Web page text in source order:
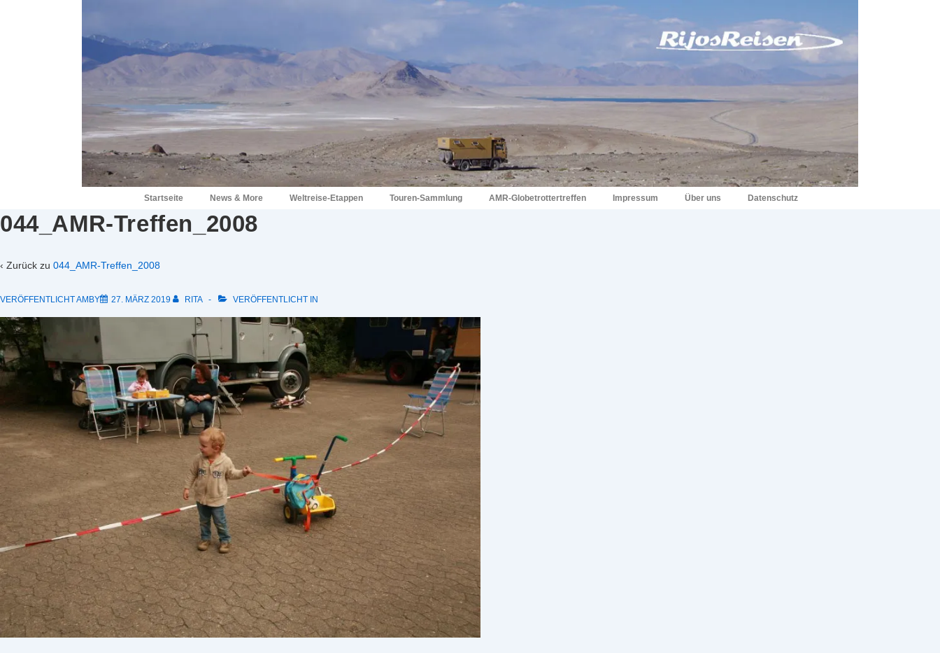
Hauptnavigation
Startseite News & More Weltreise-Etappen Touren-Sammlung AMR-Globetrottertreffen Impressum Über uns Datenschutz
044_AMR-Treffen_2008
‹ Zurück zu 044_AMR-Treffen_2008
VERÖFFENTLICHT AMBY 27. MÄRZ 2019 RITA VERÖFFENTLICHT IN